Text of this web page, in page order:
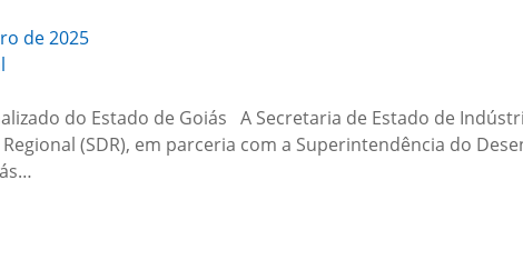
de 2025
do Estado de Goiás A Secretaria de Estado de
(SDR), em parceria com a Superintendência do